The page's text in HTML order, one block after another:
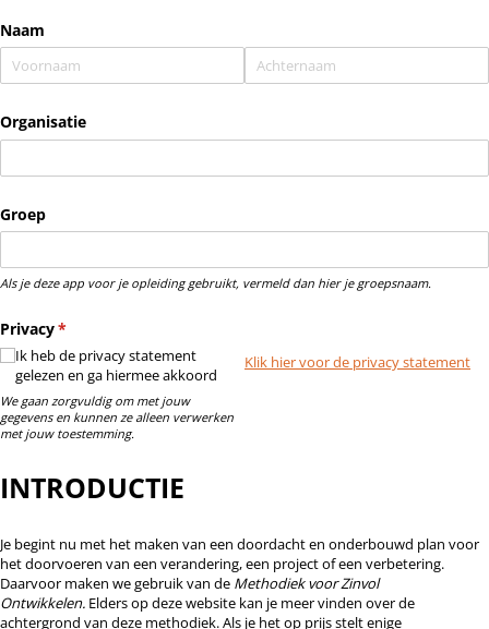
Naam
Organisatie
Groep
Als je deze app voor je opleiding gebruikt, vermeld dan hier je groepsnaam.
Privacy*
(is vereist)
Ik heb de privacy statement
gelezen en ga hiermee akkoord
We gaan zorgvuldig om met jouw
gegevens en kunnen ze alleen verwerken
met jouw toestemming.
Klik hier voor de privacy statement
INTRODUCTIE
Je begint nu met het maken van een doordacht en onderbouwd plan voor
het doorvoeren van een verandering, een project of een verbetering.
Daarvoor maken we gebruik van de Methodiek voor Zinvol
Ontwikkelen. Elders op deze website kan je meer vinden over de
achtergrond van deze methodiek. Als je het op prijs stelt enige